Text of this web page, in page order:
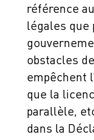
référence
légales que
obstacles
empêchent
que la
parallèle,
dans la